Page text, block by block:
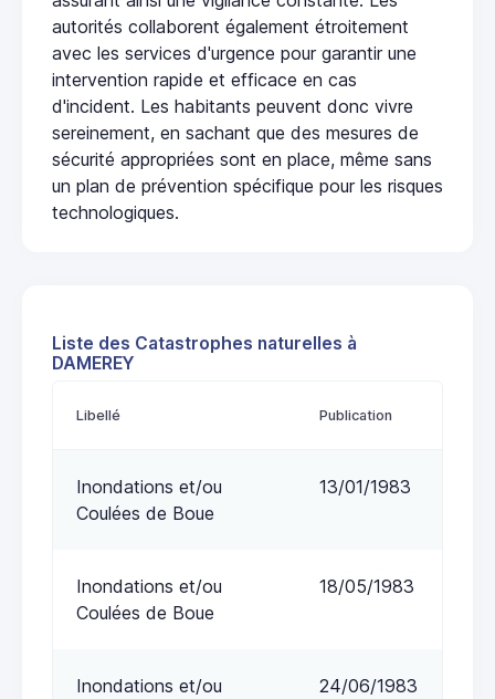
autorités collaborent également étroitement
avec les services d'urgence pour garantir une
intervention rapide et efficace en cas
d'incident. Les habitants peuvent donc vivre
sereinement, en sachant que des mesures de
sécurité appropriées sont en place, même sans
un plan de prévention spécifique pour les risques
technologiques.
Liste des Catastrophes naturelles à
DAMEREY
Libellé Publication
Inondations et/ou
Coulées de Boue
13/01/1983
Inondations et/ou
Coulées de Boue
18/05/1983
Inondations et/ou
24/06/1983